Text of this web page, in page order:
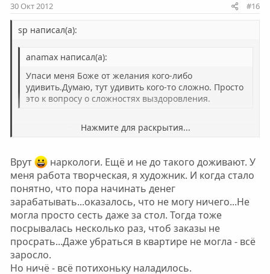
30 Окт 2012 #16
sp написал(а):
anamax написал(а):
Упаси меня Боже от желания кого-либо
удивить.Думаю, тут удивить кого-то сложно. Просто
это к вопросу о сложностях выздоровления.
В последний раз основная сложность была --
вещества. Уже было пофигу какие стимуляторы юзать,
без этого не жизнь. Дозы минимально действующие,
только чтобы придти в себя.
Формально это уже начало третьей стадии, наркологи
считают что винтовые и амфетаминовые торчки до
этого не доживают.
Я не видел чтобы там барыжили, а вмазанными
приходить не запрещается, хотя если ведущий это
заметит -- обязан запретить высказываться на
собрании.
Нажмите для раскрытия...
Врут
наркологи. Ещё и не до такого доживают. У
меня работа творческая, я художник. И когда стало
понятно, что пора начинать денег
зарабатывать...оказалось, что не могу ничего...Не
могла просто сесть даже за стол. Тогда тоже
посрывалась несколько раз, чтоб заказы не
просрать...Даже убраться в квартире не могла - всё
заросло.
Но ничё - всё потихоньку наладилось.